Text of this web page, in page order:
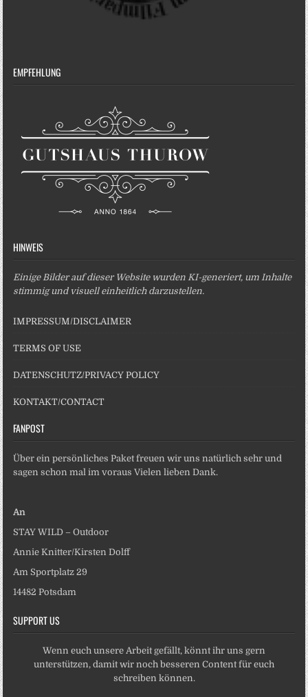
EMPFEHLUNG
HINWEIS
Einige Bilder auf dieser Website wurden KI-generiert, um Inhalte
stimmig und visuell einheitlich darzustellen.
IMPRESSUM/DISCLAIMER
TERMS OF USE
DATENSCHUTZ/PRIVACY POLICY
KONTAKT/CONTACT
FANPOST
Über ein persönliches Paket freuen wir uns natürlich sehr und
sagen schon mal im voraus Vielen lieben Dank.
An
STAY WILD – Outdoor
Annie Knitter/Kirsten Dolff
Am Sportplatz 29
14482 Potsdam
SUPPORT US
Wenn euch unsere Arbeit gefällt, könnt ihr uns gern
unterstützen, damit wir noch besseren Content für euch
schreiben können.